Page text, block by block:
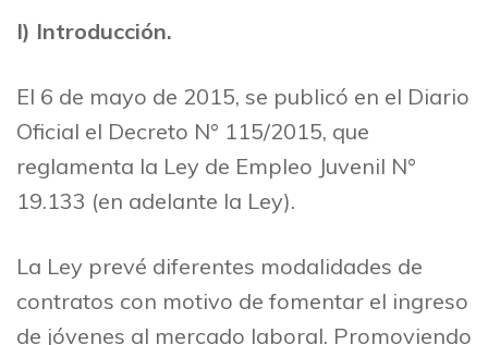
I) Introducción.
El 6 de mayo de 2015, se publicó en el Diario
Oficial el Decreto N° 115/2015, que
reglamenta la Ley de Empleo Juvenil N°
19.133 (en adelante la Ley).
La Ley prevé diferentes modalidades de
contratos con motivo de fomentar el ingreso
de jóvenes al mercado laboral. Promoviendo